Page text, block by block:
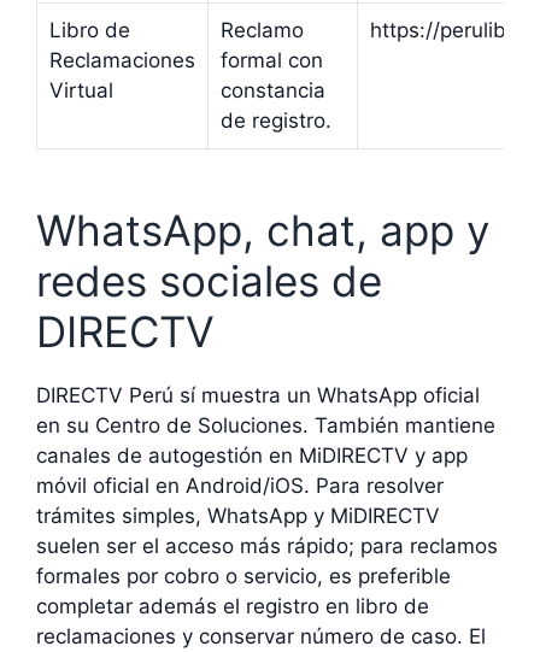
Libro de
Reclamaciones
Virtual
Reclamo
formal con
constancia
de registro.
https://
WhatsApp, chat, app y
redes sociales de
DIRECTV
DIRECTV Perú sí muestra un WhatsApp oficial
en su Centro de Soluciones. También mantiene
canales de autogestión en MiDIRECTV y app
móvil oficial en Android/iOS. Para resolver
trámites simples, WhatsApp y MiDIRECTV
suelen ser el acceso más rápido; para reclamos
formales por cobro o servicio, es preferible
completar además el registro en libro de
reclamaciones y conservar número de caso. El